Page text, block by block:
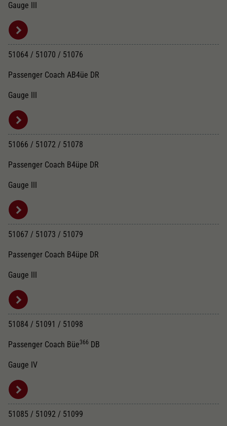
Gauge III
51064 / 51070 / 51076
Passenger Coach AB4üe DR
Gauge III
51066 / 51072 / 51078
Passenger Coach B4üpe DR
Gauge III
51067 / 51073 / 51079
Passenger Coach B4üpe DR
Gauge III
51084 / 51091 / 51098
Passenger Coach Büe366 DB
Gauge IV
51085 / 51092 / 51099